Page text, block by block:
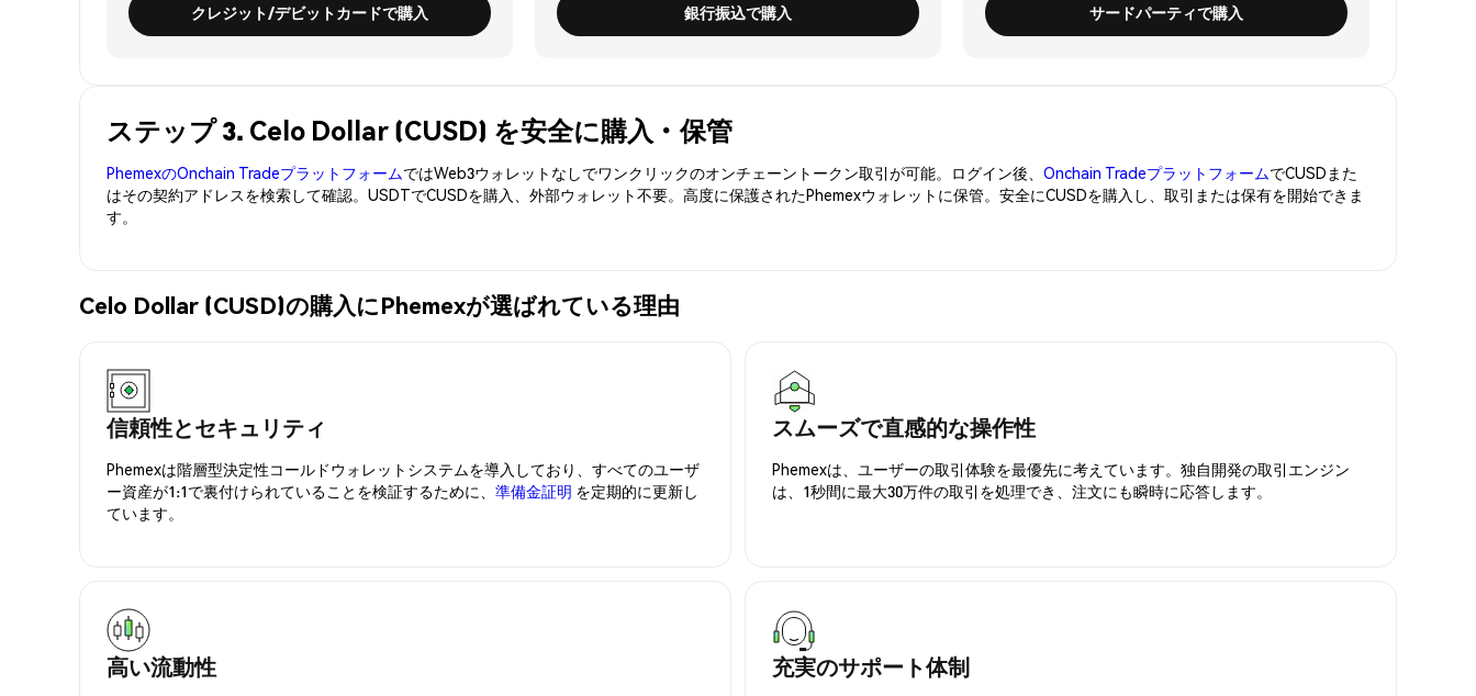
クレジット/デビットカードで購入 銀行振込で購入 サードパーティで購入
ステップ 3. Celo Dollar (CUSD) を安全に購入・保管
PhemexのOnchain TradeプラットフォームではWeb3ウォレットなしでワンクリックのオンチェーントークン取引が可能。ログイン後、 Onchain TradeプラットフォームでCUSDまた
はその契約アドレスを検索して確認。USDTでCUSDを購入、外部ウォレット不要。高度に保護されたPhemexウォレットに保管。安全にCUSDを購入し、取引または保有を開始できま
す。
Celo Dollar (CUSD)の購入にPhemexが選ばれている理由
信頼性とセキュリティ
Phemexは階層型決定性コールドウォレットシステムを導入しており、すべてのユーザ
ー資産が1:1で裏付けられていることを検証するために、 準備金証明 を定期的に更新し
ています。
スムーズで直感的な操作性
Phemexは、ユーザーの取引体験を最優先に考えています。独自開発の取引エンジン
は、1秒間に最大30万件の取引を処理でき、注文にも瞬時に応答します。
高い流動性 充実のサポート体制